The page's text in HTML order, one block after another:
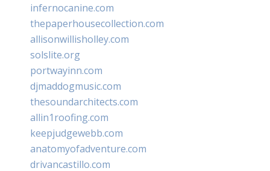
infernocanine.com
thepaperhousecollection.com
allisonwillisholley.com
solslite.org
portwayinn.com
djmaddogmusic.com
thesoundarchitects.com
allin1roofing.com
keepjudgewebb.com
anatomyofadventure.com
drivancastillo.com